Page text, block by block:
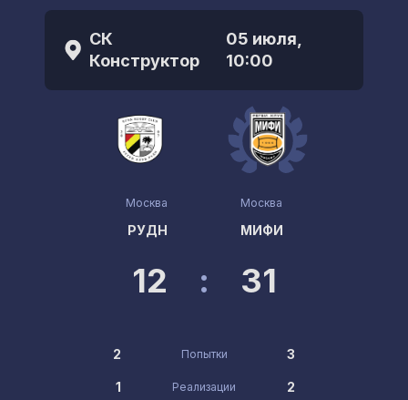
СК
Конструктор
05 июля,
10:00
Москва
РУДН
12 : 31
Москва
МИФИ
2 Попытки 3
1 Реализации 2